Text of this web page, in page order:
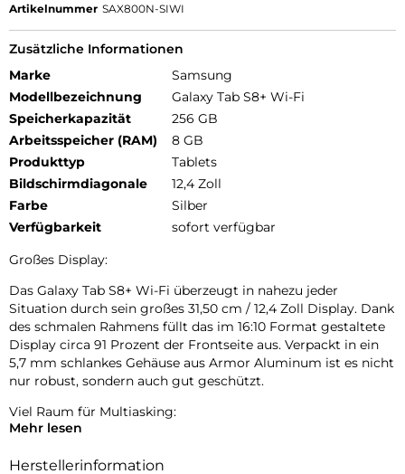
Artikelnummer SAX800N-SIWI
Zusätzliche Informationen
Marke
Samsung
Modellbezeichnung
Galaxy Tab S8+ Wi-Fi
Speicherkapazität
256 GB
Arbeitsspeicher (RAM)
8 GB
Produkttyp
Tablets
Bildschirmdiagonale
12,4 Zoll
Farbe
Silber
Verfügbarkeit
sofort verfügbar
Großes Display:
Das Galaxy Tab S8+ Wi-Fi überzeugt in nahezu jeder
Situation durch sein großes 31,50 cm / 12,4 Zoll Display. Dank
des schmalen Rahmens füllt das im 16:10 Format gestaltete
Display circa 91 Prozent der Frontseite aus. Verpackt in ein
5,7 mm schlankes Gehäuse aus Armor Aluminum ist es nicht
nur robust, sondern auch gut geschützt.
Viel Raum für Multiasking:
die benötigten Produkte und mache dir gleichzeitig Notizen
Mehr lesen
Herstellerinformation